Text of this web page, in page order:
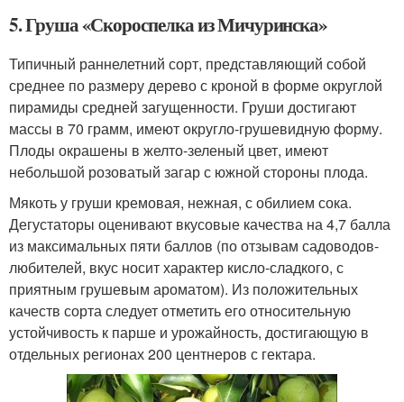
5. Груша «Скороспелка из Мичуринска»
Типичный раннелетний сорт, представляющий собой
среднее по размеру дерево с кроной в форме округлой
пирамиды средней загущенности. Груши достигают
массы в 70 грамм, имеют округло-грушевидную форму.
Плоды окрашены в желто-зеленый цвет, имеют
небольшой розоватый загар с южной стороны плода.
Мякоть у груши кремовая, нежная, с обилием сока.
Дегустаторы оценивают вкусовые качества на 4,7 балла
из максимальных пяти баллов (по отзывам садоводов-
любителей, вкус носит характер кисло-сладкого, с
приятным грушевым ароматом). Из положительных
качеств сорта следует отметить его относительную
устойчивость к парше и урожайность, достигающую в
отдельных регионах 200 центнеров с гектара.